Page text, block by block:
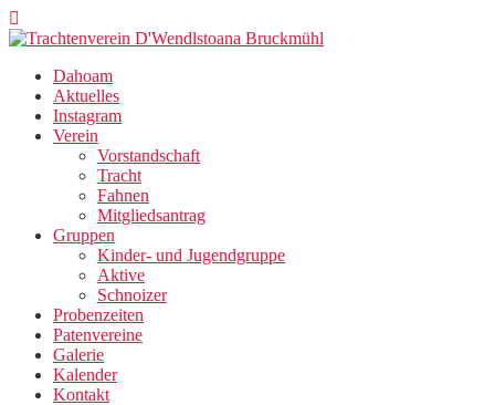
Zum
Inhalt
Dahoam
Aktuelles
Instagram
Verein
Vorstandschaft
Tracht
Fahnen
Mitgliedsantrag
Gruppen
Kinder- und Jugendgruppe
Aktive
Schnoizer
Probenzeiten
Patenvereine
Galerie
Kalender
Kontakt